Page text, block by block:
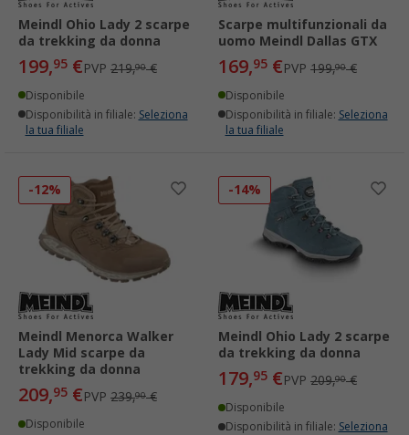
Meindl Ohio Lady 2 scarpe
da trekking da donna
199,95 €PVP 219,90€
Disponibile
Disponibilità in filiale: Seleziona
la tua filiale
Scarpe multifunzionali da
uomo Meindl Dallas GTX
169,95 €PVP 199,90€
Disponibile
Disponibilità in filiale: Seleziona
la tua filiale
-12%
Meindl Menorca Walker
Lady Mid scarpe da
trekking da donna
209,95 €PVP 239,90€
Disponibile
-14%
Meindl Ohio Lady 2 scarpe
da trekking da donna
179,95 €PVP 209,90€
Disponibile
Disponibilità in filiale: Seleziona